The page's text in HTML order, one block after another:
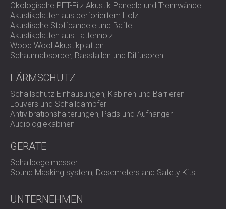
DECIBEL hat VISTO 48 vorgeschlagen und geliefert, ein
hochtechnologisches, elastisches Paneel für
fortschrittliche Schalldämmung. Diese Paneele bestehen
aus geschichteten Materialien, die Lärm über einen breiten
Frequenzbereich blockieren und absorbieren.
Die Wahl fiel auf VISTO 48-Paneele aufgrund ihrer hohen
mit horizontalen und vertikalen Oberflächen. Das System
wurde in den Deckenbereich zwischen dem
Konferenzraum und den darüber liegenden Gästezimmern
integriert und bildet so eine klare Barriere gegen
Ergebnis
Nach der Installation des Schallschutzsystems berichtete
Ökologische PET-Filz Akustik Paneele und Trennwände
Akustikplatten aus perforiertem Holz
Akustische Stoffpaneele und Baffel
Akustikplatten aus Lattenholz
Wood Wool Akustikplatten
Schaumabsorber, Bassfallen und Diffusoren
LÄRMSCHUTZ
Schallschutz Einhausungen, Kabinen und Barrieren
Louvers und Schalldämpfer
Antivibrationshalterungen, Pads und Aufhänger
Audiologiekabinen
GERÄTE
Schallpegelmesser
Sound Masking system, Dosemeters and Safety Kits
UNTERNEHMEN